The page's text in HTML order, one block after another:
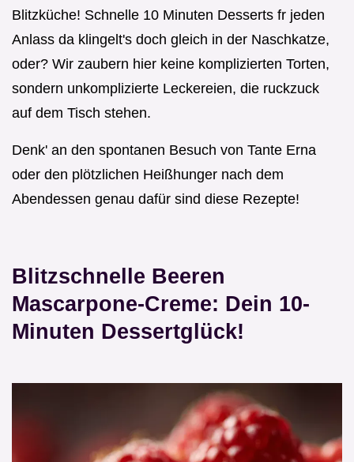
Blitzküche! Schnelle 10 Minuten Desserts fr jeden
Anlass da klingelt's doch gleich in der Naschkatze,
oder? Wir zaubern hier keine komplizierten Torten,
sondern unkomplizierte Leckereien, die ruckzuck
auf dem Tisch stehen.
Denk' an den spontanen Besuch von Tante Erna
oder den plötzlichen Heißhunger nach dem
Abendessen genau dafür sind diese Rezepte!
Blitzschnelle Beeren
Mascarpone-Creme: Dein 10-
Minuten Dessertglück!